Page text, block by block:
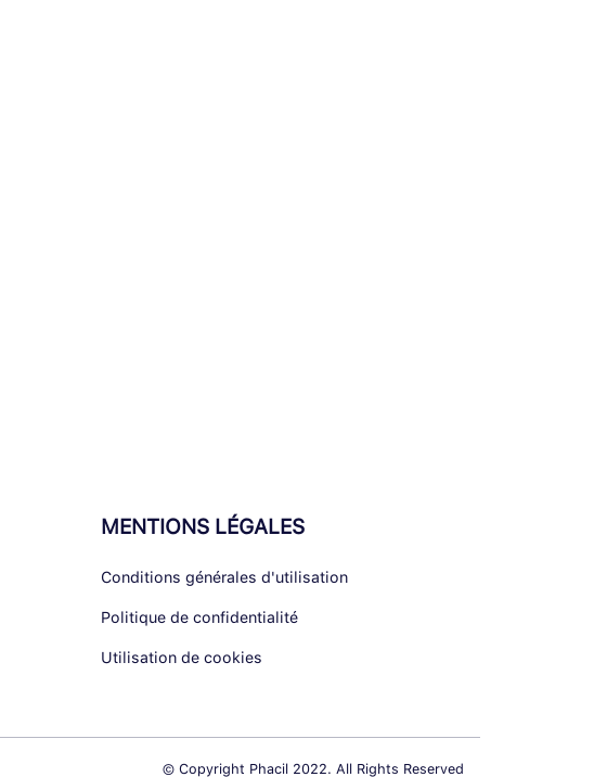
MENTIONS LÉGALES
Conditions générales d'utilisation
Politique de confidentialité
Utilisation de cookies
© Copyright Phacil 2022. All Rights Reserved